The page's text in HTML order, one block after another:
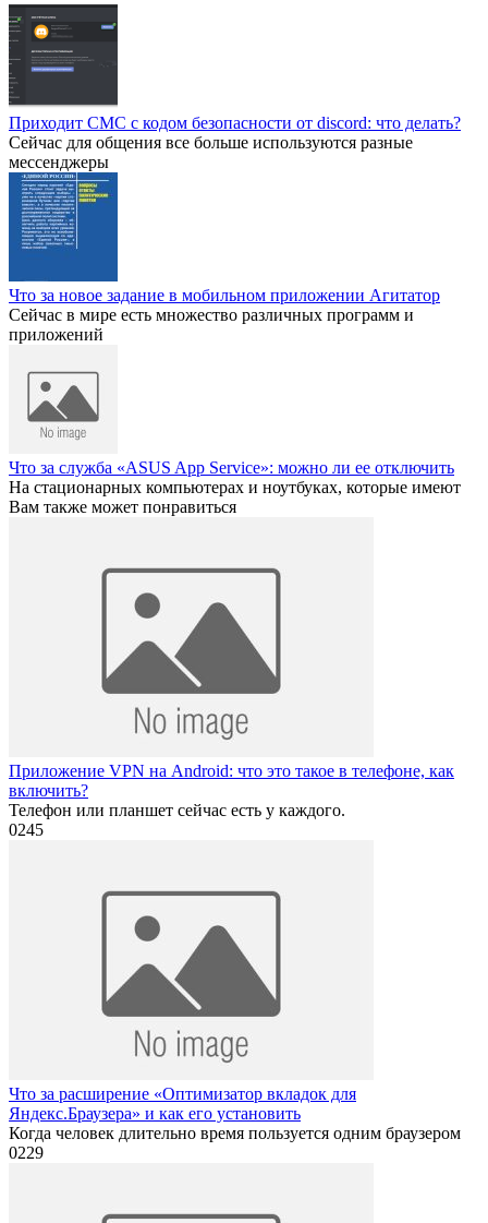
Приходит СМС с кодом безопасности от discord: что делать?
Сейчас для общения все больше используются разные
мессенджеры
Что за новое задание в мобильном приложении Агитатор
Сейчас в мире есть множество различных программ и
приложений
Что за служба «ASUS App Service»: можно ли ее отключить
На стационарных компьютерах и ноутбуках, которые имеют
Вам также может понравиться
Приложение VPN на Android: что это такое в телефоне, как
включить?
Телефон или планшет сейчас есть у каждого.
0245
Что за расширение «Оптимизатор вкладок для
Яндекс.Браузера» и как его установить
Когда человек длительно время пользуется одним браузером
0229